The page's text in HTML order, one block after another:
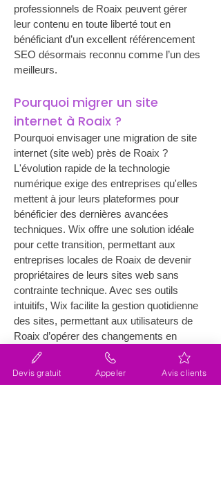
professionnels de Roaix peuvent gérer
leur contenu en toute liberté tout en
bénéficiant d’un excellent référencement
SEO désormais reconnu comme l’un des
meilleurs.
Pourquoi migrer un site
internet à Roaix ?
Pourquoi envisager une migration de site
internet (site web) près de Roaix ?
L'évolution rapide de la technologie
numérique exige des entreprises qu'elles
mettent à jour leurs plateformes pour
bénéficier des dernières avancées
techniques. Wix offre une solution idéale
pour cette transition, permettant aux
entreprises locales de Roaix de devenir
propriétaires de leurs sites web sans
contrainte technique. Avec ses outils
intuitifs, Wix facilite la gestion quotidienne
des sites, permettant aux utilisateurs de
Roaix d’opérer des changements en
temps réel sans avoir à passer par un
développeur.
L'agence Lacky
, expert Wix
certifié partenaire depuis plus de 10 ans,
Devis gratuit Appeler Avis clients